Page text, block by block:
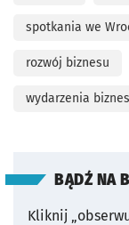
spotkania we
rozwój biznesu
wydarzenia
BĄDŹ NA
Kliknij